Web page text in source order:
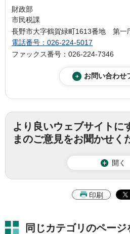
財政部
市民税課
長野市大字鶴賀緑町1613番地 第一
電話番号：026-224-5017
ファックス番号：026-224-7346
より良いウェブサイトに
まのご意見をお聞かせく
開く
印刷
同じカテゴリのページ